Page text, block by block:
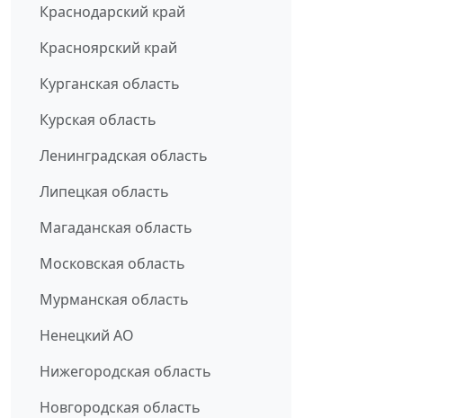
Краснодарский край
Красноярский край
Курганская область
Курская область
Ленинградская область
Липецкая область
Магаданская область
Московская область
Мурманская область
Ненецкий АО
Нижегородская область
Новгородская область